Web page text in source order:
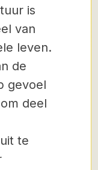
is
van
leven.
de
gevoel
deel
te